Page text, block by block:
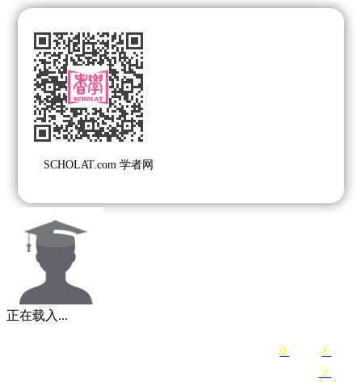
0 1
2
SCHOLAT.com 学者网
正在载入...